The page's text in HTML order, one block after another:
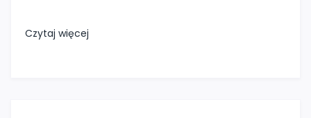
Czytaj więcej